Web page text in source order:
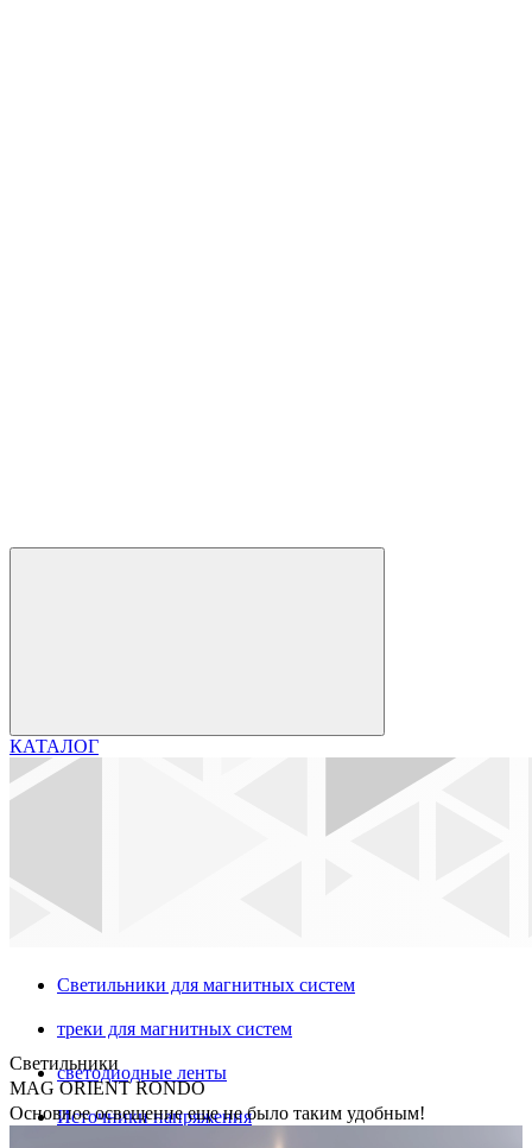
КАТАЛОГ
Светильники для магнитных систем
треки для магнитных систем
светодиодные ленты
Источники напряжения
Светильники
MAG ORIENT RONDO
Основное освещение еще не было таким удобным!